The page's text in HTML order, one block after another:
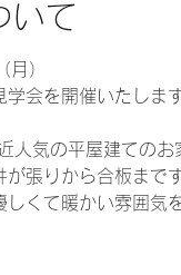
いて
）
会を開催いたします
人気の平屋建てのお
が張りから合板まで
くて暖かい雰囲気